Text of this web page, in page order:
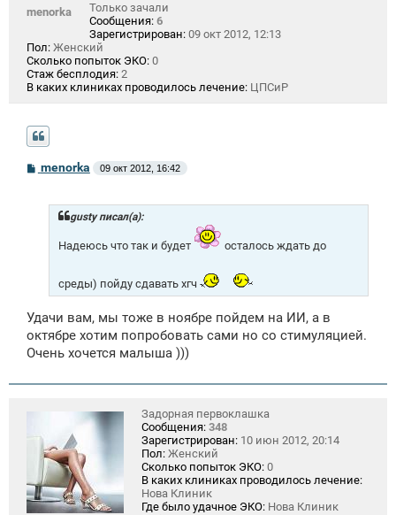
menorka
Только зачали
Сообщения: 6
Зарегистрирован: 09 окт 2012, 12:13
Пол: Женский
Сколько попыток ЭКО: 0
Стаж бесплодия: 2
В каких клиниках проводилось лечение: ЦПСиР
Сmenorka 09 окт 2012, 16:42
gusty писал(а):
Надеюсь что так и будет осталось ждать до
среды) пойду сдавать хгч
Удачи вам, мы тоже в ноябре пойдем на ИИ, а в
октябре хотим попробовать сами но со стимуляцией.
Очень хочется малыша )))
Задорная первоклашка
Сообщения: 348
Зарегистрирован: 10 июн 2012, 20:14
Пол: Женский
Сколько попыток ЭКО: 0
В каких клиниках проводилось лечение:
Нова Клиник
Где было удачное ЭКО: Нова Клиник